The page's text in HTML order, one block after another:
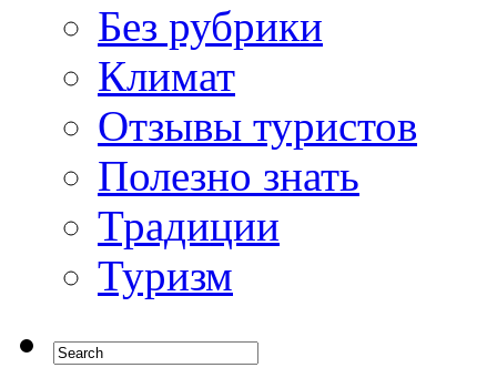
Без рубрики
Климат
Отзывы туристов
Полезно знать
Традиции
Туризм